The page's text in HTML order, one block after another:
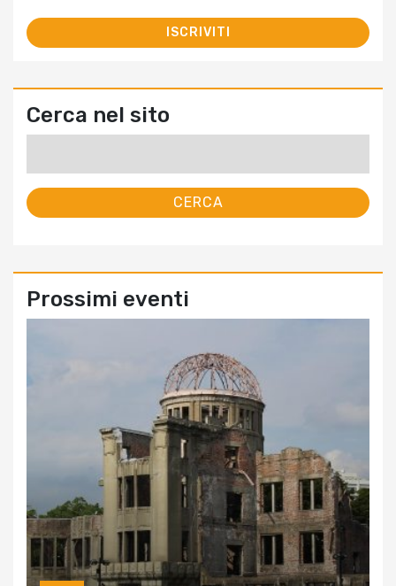
Cerca nel sito
Prossimi eventi